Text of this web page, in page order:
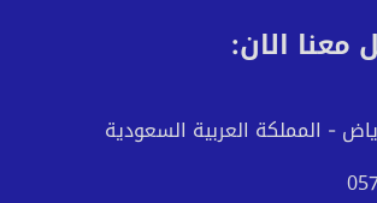
على
معنا الان:
- المملكة العربية السعودية